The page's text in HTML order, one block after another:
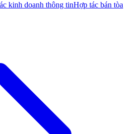
kinh doanh thông tinHợp tác bán tòa